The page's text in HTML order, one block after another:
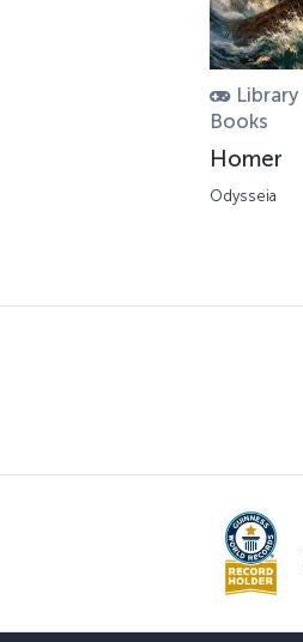
Library
Books
Homer
Odysseia